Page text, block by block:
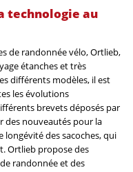
technologie au
de randonnée vélo, Ortlieb,
étanches et très
différents modèles, il est
les évolutions
brevets déposés par
des nouveautés pour la
longévité des sacoches, qui
Ortlieb propose des
randonnée et des